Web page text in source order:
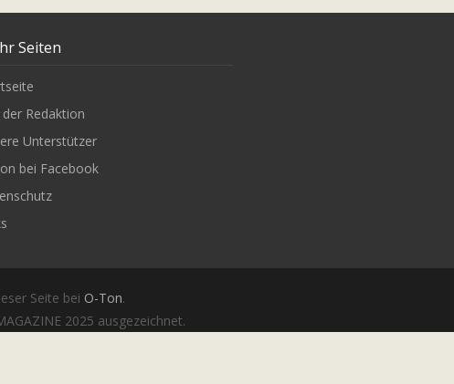
Seite bei O-Ton.
2025 ausgezeichnet.
Seiten
Redaktion
Unterstützer
bei Facebook